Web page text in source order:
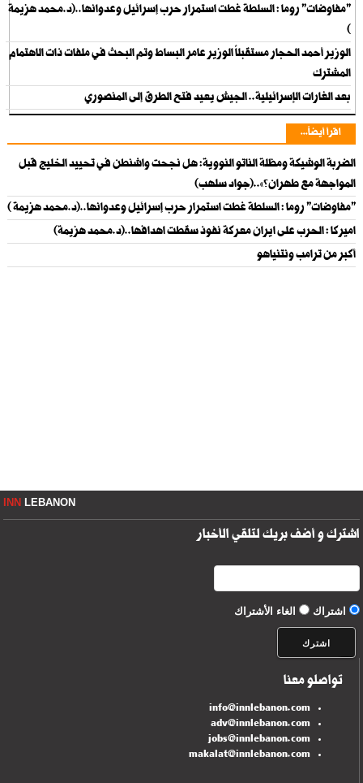
"مفاوضات" روما : السلطة غطت استمرار حرب إسرائيل وعدوانها..(د.محمد هزيمة
)
الوزير أحمد الحجار مستقبلاً الوزير عامر البساط وتم البحث في ملفات ذات الاهتمام
المشترك
بعد الغارات الإسرائيلية.. الجيش يعيد فتح الطرق إلى المنصوري
اقرأ أيضاً...
الضربة الوشيكة ومظلة الناتو النووية: هل نجحت واشنطن في تحييد الخليج قبل
المواجهة مع طهران؟»..(جواد سلهب)
"مفاوضات" روما : السلطة غطت استمرار حرب إسرائيل وعدوانها..(د.محمد هزيمة )
اميركا : الحرب على ايران معركة نفوذ سقطت اهدافها..(د.محمد هزيمة)
أكبر من ترامب ونتنياهو
INNLEBANON
اشترك و أضف بريك لتلقي الأخبار
اشتراك الغاء الأشتراك
تواصلو معنا
info@innlebanon.com
adv@innlebanon.com
jobs@innlebanon.com
makalat@innlebanon.com